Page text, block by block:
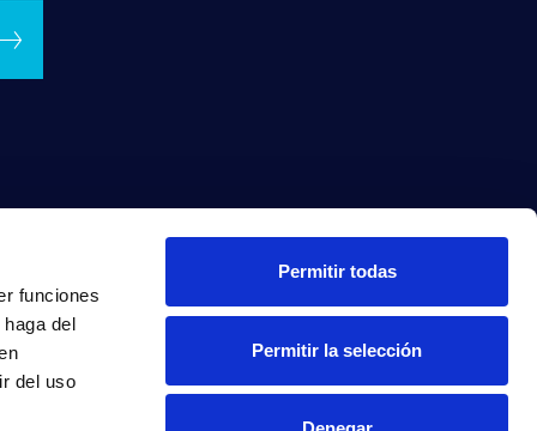
funciones
del
del uso
Permitir todas
Permitir la selección